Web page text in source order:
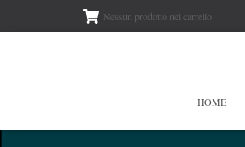
Nessun prodotto nel carrello.
HOME